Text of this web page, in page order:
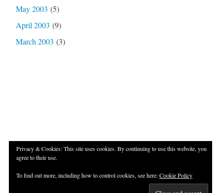
May 2003 (5)
April 2003 (9)
March 2003 (3)
Publisher 2 by
Raam Dev.
Privacy & Cookies: This site uses cookies. By continuing to use this website, you
agree to their use.
To find out more, including how to control cookies, see here:Cookie Policy